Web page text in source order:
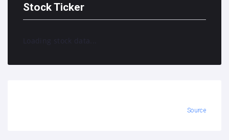
Stock Ticker
Loading stock data...
Source